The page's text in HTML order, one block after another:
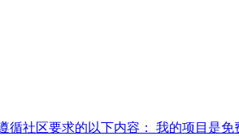
社区要求的以下内容： 我的项目是